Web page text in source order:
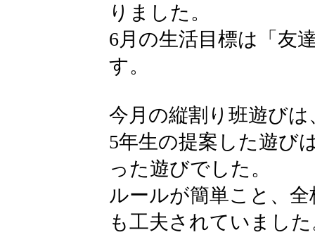
りました。
6月の生活目標は「友
す。
今月の縦割り班遊び
5年生の提案した遊び
った遊びでした。
ルールが簡単こと、
も工夫されていまし